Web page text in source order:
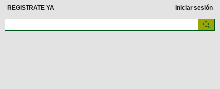
REGISTRATE YA! Iniciar sesión